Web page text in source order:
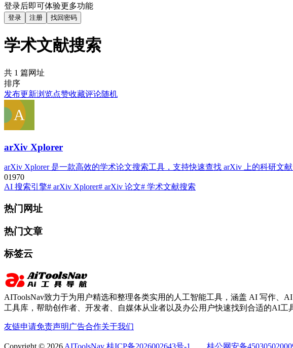
登录后即可体验更多功能
登录 注册 找回密码
学术文献搜索
共 1 篇网址
排序
发布更新浏览点赞收藏评论随机
arXiv Xplorer
arXiv Xplorer 是一款高效的学术论文搜索工具，支持快速查找 arXiv 上的科研文
01970
AI 搜索引擎# arXiv Xplorer# arXiv 论文# 学术文献搜索
热门网址
热门文章
标签云
AIToolsNav致力于为用户精选和整理各类实用的人工智能工具，涵盖 AI 写作
工具库，帮助创作者、开发者、自媒体从业者以及办公用户快速找到合适的AI工
友链申请免责声明 广告合作关于我们